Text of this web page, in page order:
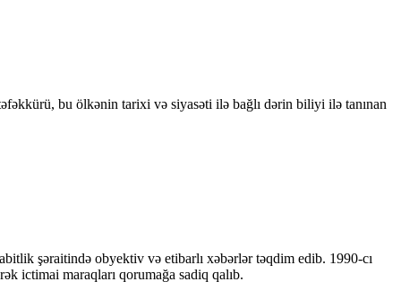
bu ölkənin tarixi və siyasəti ilə bağlı dərin biliyi ilə tanınan
şəraitində obyektiv və etibarlı xəbərlər təqdim edib. 1990-cı
ictimai maraqları qorumağa sadiq qalıb.